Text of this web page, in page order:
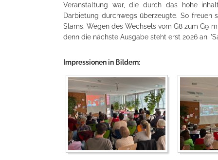
Veranstaltung war, die durch das hohe
Darbietung durchwegs überzeugte. So
Slams. Wegen des Wechsels vom G8 zum G9
denn die nächste Ausgabe steht erst 2026 an.
Impressionen in Bildern: